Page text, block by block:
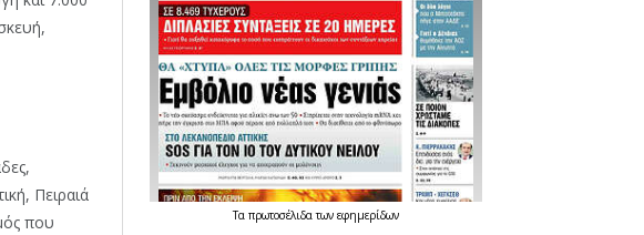
Πειραιά
που
Τα πρωτοσέλιδατων εφημερίδων